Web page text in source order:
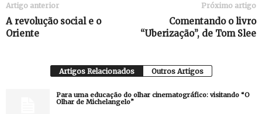
Artigo anterior
A revolução social e o
Oriente
Próximo artigo
Comentando o livro
“Uberização”, de Tom Slee
Artigos Relacionados Outros Artigos
Para uma educação do olhar cinematográfico: visitando “O
Olhar de Michelangelo”